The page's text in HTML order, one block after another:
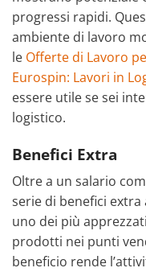
progressi rapidi.
ambiente di lavoro
le Offerte di Lavoro
Eurospin: Lavori in
essere utile se sei
logistico.
Benefici Extra
Oltre a un salario
serie di benefici
uno dei più
prodotti nei punti
beneficio rende